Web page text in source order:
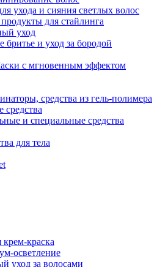
ухода и сияния светлых волос
для стайлинга
уход
бритье и уход за бородой
с мгновенным эффектом
средства из гель-полимера
средства
и специальные средства
для тела
краска
осветление
уход за волосами